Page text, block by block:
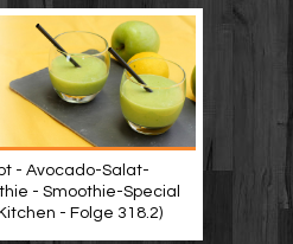
- Avocado-Salat-
- Smoothie-Special
- Folge 318.2)